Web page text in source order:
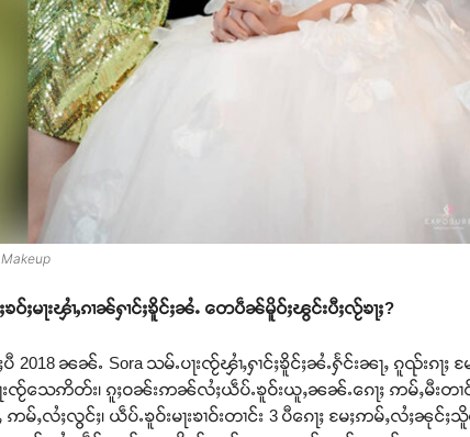
မႃးၾၢႆႇၵၢၼ်ႁၢင်ႈၶိူင်ႈၼႆႉ တေပဵၼ်မိူဝ်ႈၽွင်းပီႈလႂ်ၶႃႈ?
ပီ 2018 ၼၼ်ႉ Sora သမ်ႉပႃးၸႂ်ၾၢႆႇႁၢင်ႈၶိူင်ႈၼႆႉႁႅင်းၼႃႇ ၵူၺ်းၵ
းၸႂ်သေဢိတ်း၊ ၵူႈဝၼ်းဢၼ်လႆႈယဵပ်ႉၶူဝ်းယူႇၼၼ်ႉၵေႃႈ ဢမ်ႇမီးတၢ
မ်ႇလႆႈလွင်ႈ၊ ယဵပ်ႉၶူဝ်းမႃးၶၢဝ်းတၢင်း 3 ပီၵေႃႈ မႄႈဢမ်ႇလႆႈၼု